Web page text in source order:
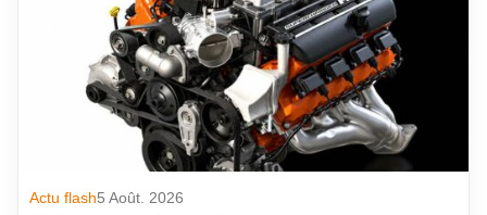
Actu flash5 Août. 2026